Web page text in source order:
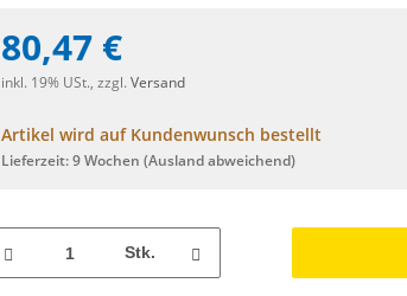
80,47 €
inkl. 19% USt., zzgl. Versand
Artikel wird auf Kundenwunsch bestellt
Lieferzeit:9 Wochen (Ausland abweichend)
Stk.